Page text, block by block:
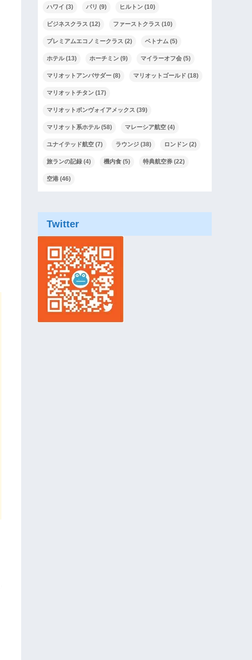
ハワイ (3) パリ (9) ヒルトン (10)
ビジネスクラス (12) ファーストクラス (10)
プレミアムエコノミークラス (2) ベトナム (5)
ホテル(13) ホーチミン (9) マイラーオフ会 (5)
マリオットアンバサダー (8) マリオットゴールド (18)
マリオットチタン (17)
マリオットボンヴォイアメックス (39)
マリオット系ホテル(58) マレーシア航空 (4)
ユナイテッド航空 (7) ラウンジ (38) ロンドン (2)
旅ランの記録 (4) 機内食 (5) 特典航空券 (22)
空港 (46)
Twitter